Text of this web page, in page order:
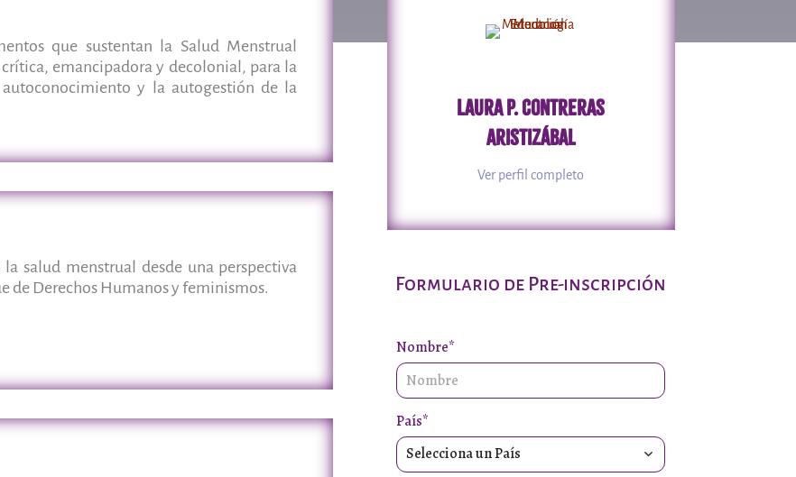
que sustentan la Salud Menstrual
emancipadora y decolonial, para la
y la autogestión de la
salud menstrual desde una perspectiva
de Derechos Humanos y feminismos.
Laura P. Contreras
Aristizábal
Ver perfil completo
Formulario de Pre-inscripción
Nombre*
País*
Selecciona un País